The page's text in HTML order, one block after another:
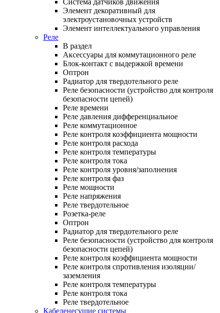
Элемент декоративный для
электроустановочных устройств
Элемент интеллектуального управления
Реле
В раздел
Аксессуары для коммутационного реле
Блок-контакт с выдержкой времени
Оптрон
Радиатор для твердотельного реле
Реле безопасности (устройство для контроля
безопасности цепей)
Реле времени
Реле давления дифференциальное
Реле коммутационное
Реле контроля коэффициента мощности
Реле контроля расхода
Реле контроля температуры
Реле контроля тока
Реле контроля уровня/заполнения
Реле контроля фаз
Реле мощности
Реле напряжения
Реле твердотельное
Розетка-реле
Оптрон
Радиатор для твердотельного реле
Реле безопасности (устройство для контроля
безопасности цепей)
Реле контроля коэффициента мощности
Реле контроля спротивления изоляции/
заземления
Реле контроля температуры
Реле контроля тока
Реле твердотельное
Кабеленесущие системы